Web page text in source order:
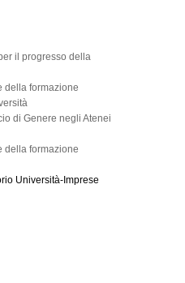
il progresso della
della formazione
di Genere negli Atenei
della formazione
Università-Imprese